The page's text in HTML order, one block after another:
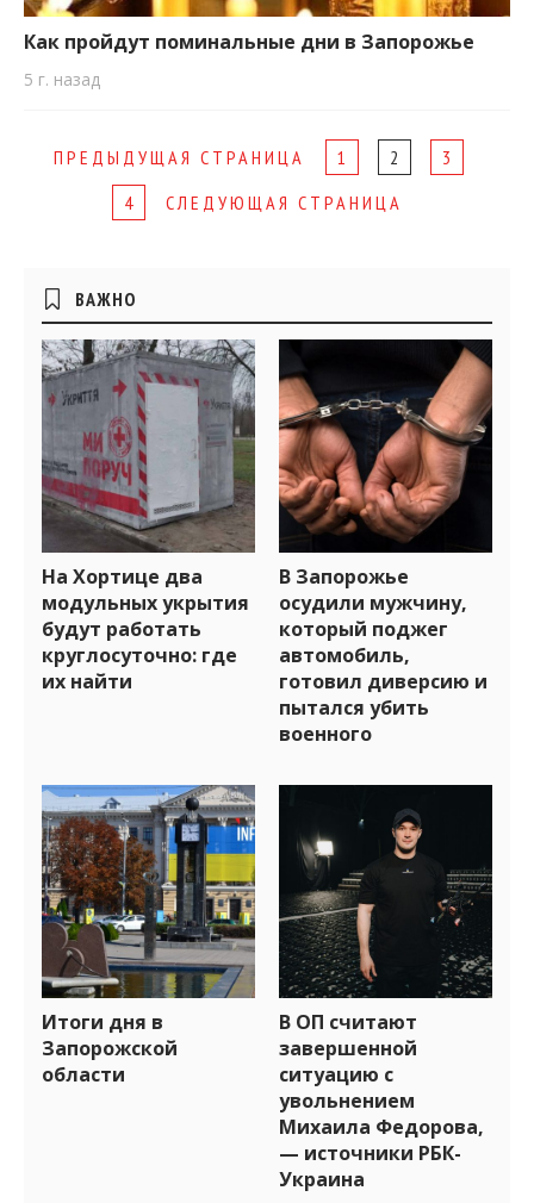
Как пройдут поминальные дни в Запорожье
5 г. назад
Page
navigation
ПРЕДЫДУЩАЯ СТРАНИЦА 1 2
3
4
СЛЕДУЮЩАЯ СТРАНИЦА
Боковые
виджеты
ВАЖНО
На Хортице два
модульных укрытия
будут работать
круглосуточно: где
их найти
В Запорожье
осудили мужчину,
который поджег
автомобиль,
готовил диверсию и
пытался убить
военного
Итоги дня в
Запорожской
области
В ОП считают
завершенной
ситуацию с
увольнением
Михаила Федорова,
— источники РБК-
Украина